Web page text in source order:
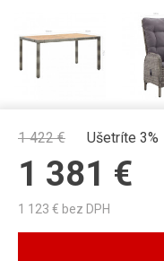
1 422€ Ušetríte 3%
1 381 €
1 123 € bez DPH